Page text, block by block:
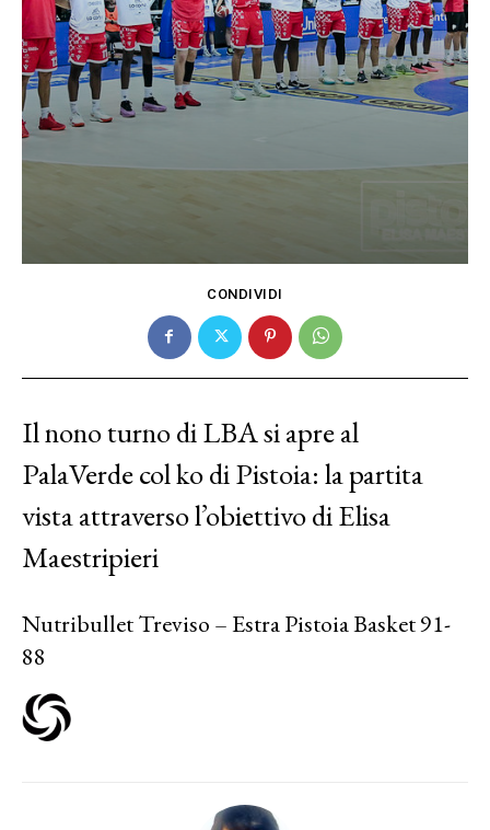
CONDIVIDI
Il nono turno di LBA si apre al
PalaVerde col ko di Pistoia: la partita
vista attraverso l’obiettivo di Elisa
Maestripieri
Nutribullet Treviso – Estra Pistoia Basket 91-
88